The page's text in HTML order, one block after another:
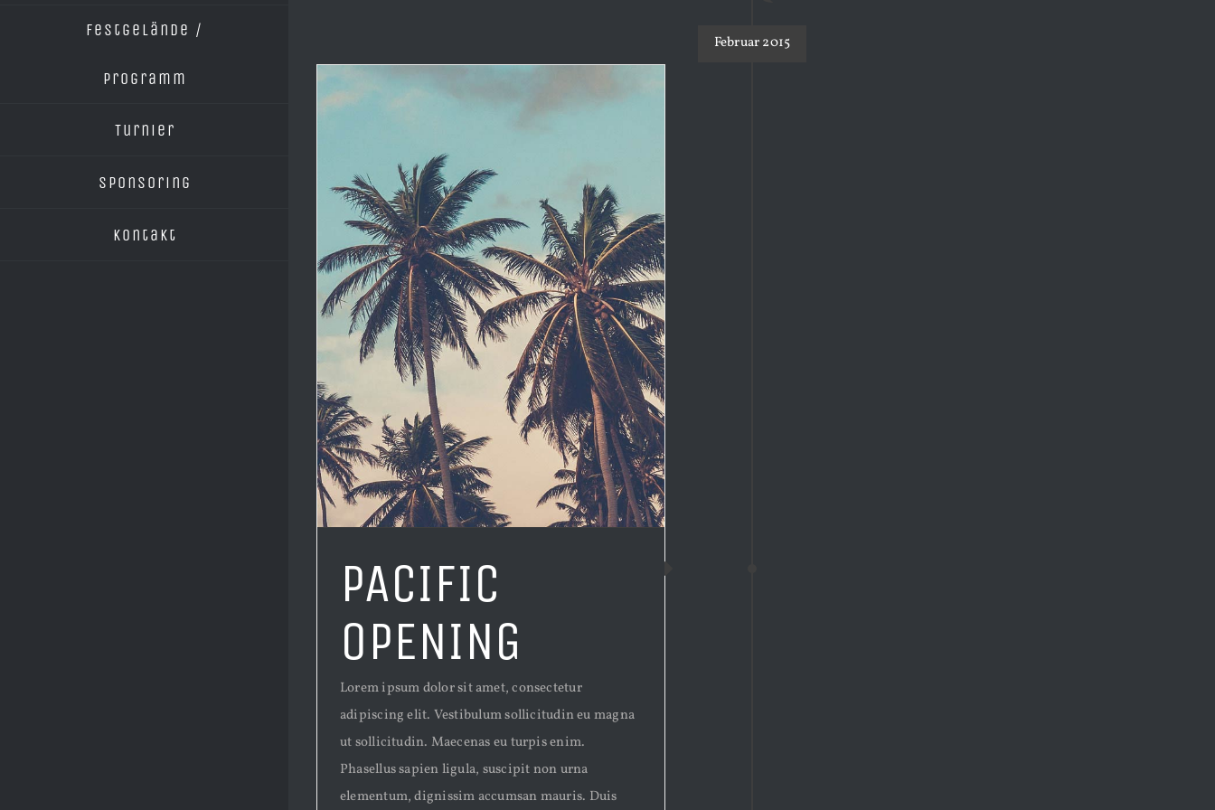
Festgelände /
Programm
Turnier
Sponsoring
Kontakt
Februar 2015
PACIFIC
OPENING
Lorem ipsum dolor sit amet, consectetur
adipiscing elit. Vestibulum sollicitudin eu magna
ut sollicitudin. Maecenas eu turpis enim.
Phasellus sapien ligula, suscipit non urna
elementum, dignissim accumsan mauris. Duis